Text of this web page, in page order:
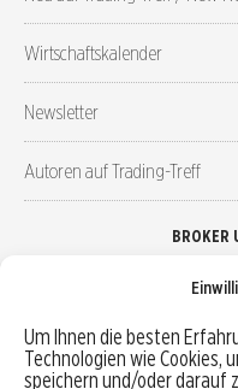
Um Ihnen die besten
Technologien wie Cookies,
speichern und/oder darauf
Wirtschaftskalender
Newsletter
Autoren auf Trading-Treff
BROKER
Robo-Advisor vergleichen